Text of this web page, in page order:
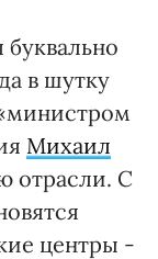
в шутку
Михаил
отрасли. С
центры -